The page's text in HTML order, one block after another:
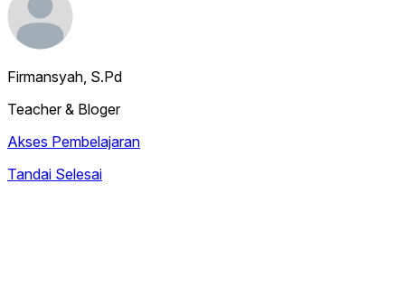
Firmansyah, S.Pd
Teacher & Bloger
Akses Pembelajaran
Tandai Selesai